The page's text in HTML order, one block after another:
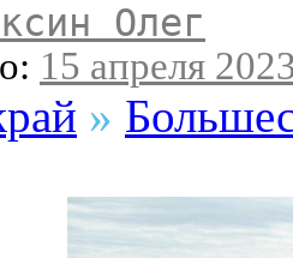
Олег
15 апреля
»